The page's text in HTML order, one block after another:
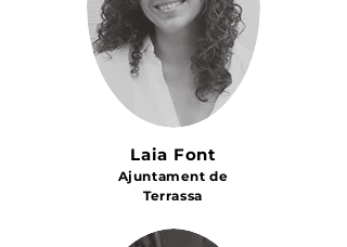
Laia Font
Ajuntament de
Terrassa